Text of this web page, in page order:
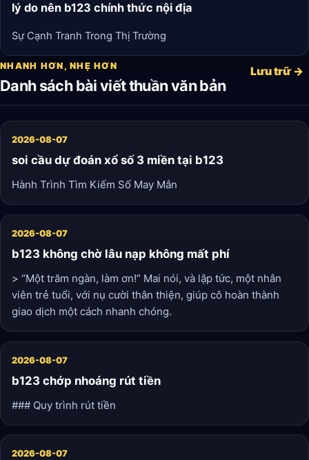
lý do nên b123 chính thức nội địa
Sự Cạnh Tranh Trong Thị Trường
NHANH HƠN, NHẸ HƠN
Danh sách bài viết thuần văn bản
Lưu trữ →
2026-08-07
soi cầu dự đoán xổ số 3 miền tại b123
Hành Trình Tìm Kiếm Số May Mắn
2026-08-07
b123 không chờ lâu nạp không mất phí
> “Một trăm ngàn, làm ơn!” Mai nói, và lập tức, một nhân
viên trẻ tuổi, với nụ cười thân thiện, giúp cô hoàn thành
giao dịch một cách nhanh chóng.
2026-08-07
b123 chớp nhoáng rút tiền
### Quy trình rút tiền
2026-08-07